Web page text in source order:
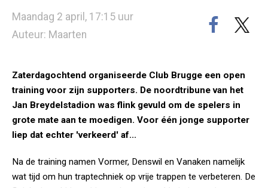
Maandag 2 april, 17:15 uur
Auteur: Maarten
Zaterdagochtend organiseerde Club Brugge een open
training voor zijn supporters. De noordtribune van het
Jan Breydelstadion was flink gevuld om de spelers in
grote mate aan te moedigen. Voor één jonge supporter
liep dat echter 'verkeerd' af...
Na de training namen Vormer, Denswil en Vanaken namelijk
wat tijd om hun traptechniek op vrije trappen te verbeteren. De